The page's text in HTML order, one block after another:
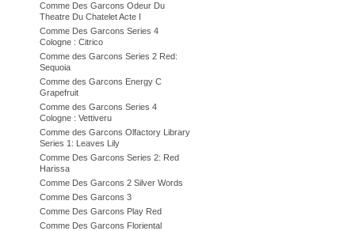
Comme Des Garcons Odeur Du
Theatre Du Chatelet Acte I
Comme Des Garcons Series 4
Cologne : Citrico
Comme des Garcons Series 2 Red:
Sequoia
Comme des Garcons Energy C
Grapefruit
Comme des Garcons Series 4
Cologne : Vettiveru
Comme des Garcons Olfactory Library
Series 1: Leaves Lily
Comme Des Garcons Series 2: Red
Harissa
Comme Des Garcons 2 Silver Words
Comme Des Garcons 3
Comme Des Garcons Play Red
Comme Des Garcons Floriental